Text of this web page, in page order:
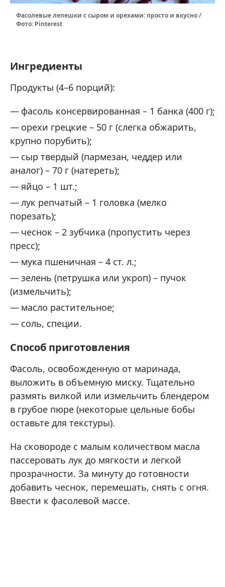
Фасолевые лепешки с сыром и орехами: просто и вкусно /
Фото: Pinterest
Ингредиенты
Продукты (4–6 порций):
фасоль консервированная – 1 банка (400 г);
орехи грецкие – 50 г (слегка обжарить,
крупно порубить);
сыр твердый (пармезан, чеддер или
аналог) – 70 г (натереть);
яйцо – 1 шт.;
лук репчатый – 1 головка (мелко
порезать);
чеснок – 2 зубчика (пропустить через
пресс);
мука пшеничная – 4 ст. л.;
зелень (петрушка или укроп) – пучок
(измельчить);
масло растительное;
соль, специи.
Способ приготовления
Фасоль, освобожденную от маринада,
выложить в объемную миску. Тщательно
размять вилкой или измельчить блендером
в грубое пюре (некоторые цельные бобы
оставьте для текстуры).
На сковороде с малым количеством масла
пассеровать лук до мягкости и легкой
прозрачности. За минуту до готовности
добавить чеснок, перемешать, снять с огня.
Ввести к фасолевой массе.